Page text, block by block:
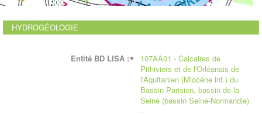
HYDROGÉOLOGIE
Entité BD LISA :
107AA01 - Calcaires de
Pithiviers et de l'Orléanais de
l'Aquitanien (Miocéne inf.) du
Bassin Parisien, bassin de la
Seine (bassin Seine-Normandie)
-